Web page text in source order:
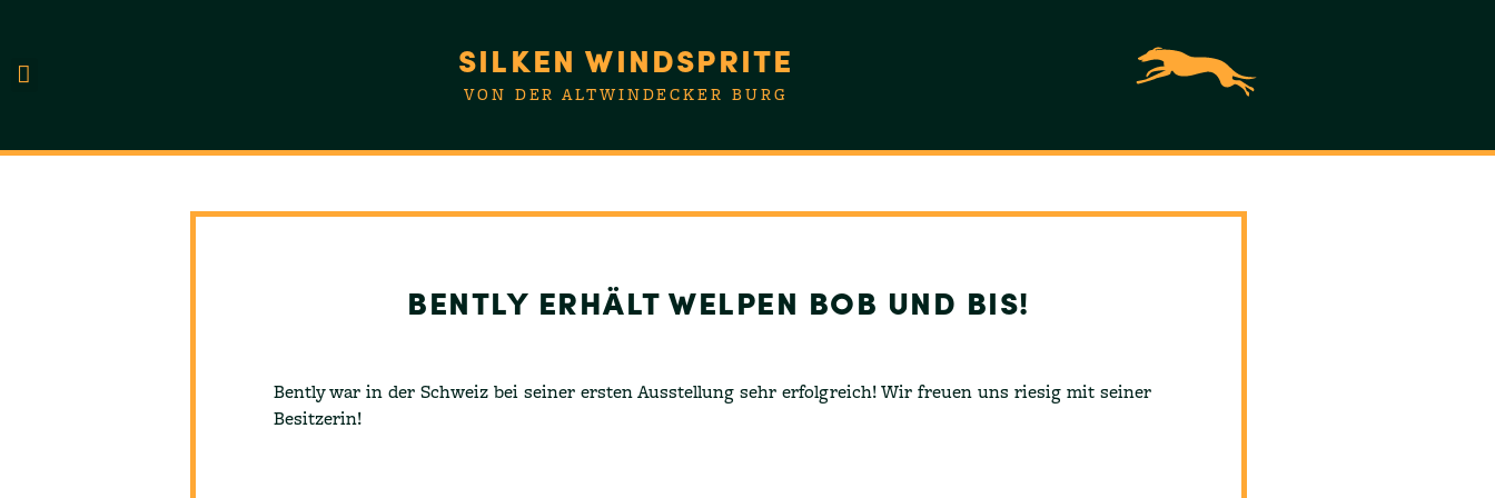
SILKEN WINDSPRITE
VON DER ALTWINDECKER BURG
BENTLY ERHÄLT WELPEN BOB UND BIS!
Bently war in der Schweiz bei seiner ersten Ausstellung sehr erfolgreich! Wir freuen uns riesig mit seiner
Besitzerin!